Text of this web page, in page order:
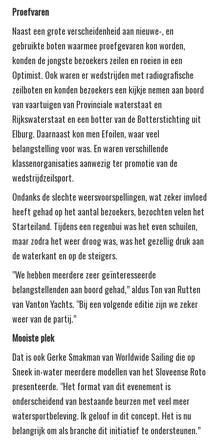
Proefvaren
Naast een grote verscheidenheid aan nieuwe-, en
gebruikte boten waarmee proefgevaren kon worden,
konden de jongste bezoekers zeilen en roeien in een
Optimist. Ook waren er wedstrijden met radiografische
zeilboten en konden bezoekers een kijkje nemen aan boord
van vaartuigen van Provinciale waterstaat en
Rijkswaterstaat en een botter van de Botterstichting uit
Elburg. Daarnaast kon men Efoilen, waar veel
belangstelling voor was. En waren verschillende
klassenorganisaties aanwezig ter promotie van de
wedstrijdzeilsport.
Ondanks de slechte weersvoorspellingen, wat zeker invloed
heeft gehad op het aantal bezoekers, bezochten velen het
Starteiland. Tijdens een regenbui was het even schuilen,
maar zodra het weer droog was, was het gezellig druk aan
de waterkant en op de steigers.
‘’We hebben meerdere zeer geïnteresseerde
belangstellenden aan boord gehad,’’ aldus Ton van Rutten
van Vanton Yachts. ‘’Bij een volgende editie zijn we zeker
weer van de partij.’’
Mooiste plek
Dat is ook Gerke Smakman van Worldwide Sailing die op
Sneek in-water meerdere modellen van het Sloveense Roto
presenteerde. ‘’Het format van dit evenement is
onderscheidend van bestaande beurzen met veel meer
watersportbeleving. Ik geloof in dit concept. Het is nu
belangrijk om als branche dit initiatief te ondersteunen.’’